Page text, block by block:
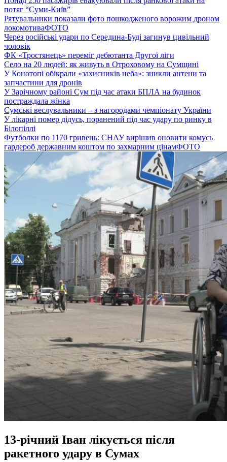
потяг “Суми-Київ”
Рятувальники показали фото пошкодженого ворожим дроном
локомотиваФОТО
Через російські удари по Середина-Буді загинув цивільний
чоловік
ФК «Тростянець» переміг дебютанта Другої ліги
Село на 20 людей: як живуть в Отроховому на Сумщині
У Конотопі обікрали «захисників неба»: зникли антени та
запчастини для дронів
У Зарічному районі Сум під час атаки БПЛА на будинок
постраждала жінка
Сумські веслувальники – з нагородами чемпіонату України
У лікарні помер дідусь, поранений під час удару по ринку в
Білопіллі
Футболки по 1170 гривень: СНАУ вирішив оновити комусь
гардероб державним коштом по захмарним цінамФОТО
13-річний Іван лікується після
ракетного удару в Сумах